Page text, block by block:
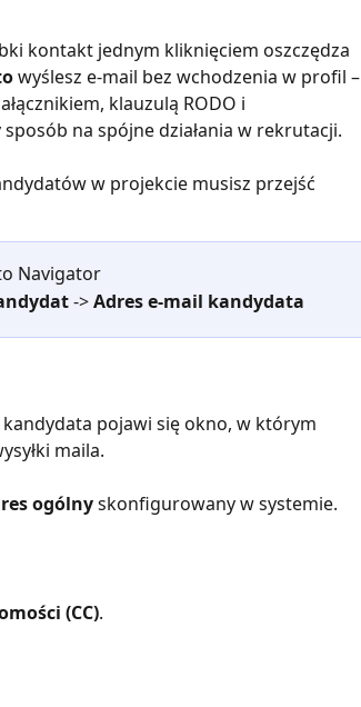
wyślesz e-mail bez wchodzenia w profil –
klauzulą RODO i
na spójne działania w rekrutacji.
w projekcie musisz przejść
Navigator
-> Adres e-mail kandydata
pojawi się okno, w którym
maila.
ogólny skonfigurowany w systemie.
(CC).